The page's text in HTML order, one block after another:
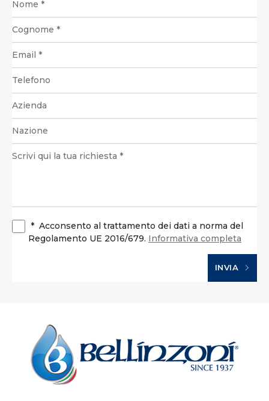
* Acconsento al trattamento dei dati a norma del
Regolamento UE 2016/679. Informativa completa
INVIA